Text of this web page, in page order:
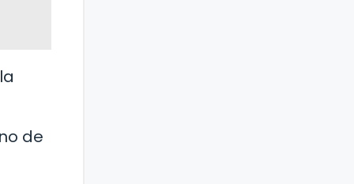
de